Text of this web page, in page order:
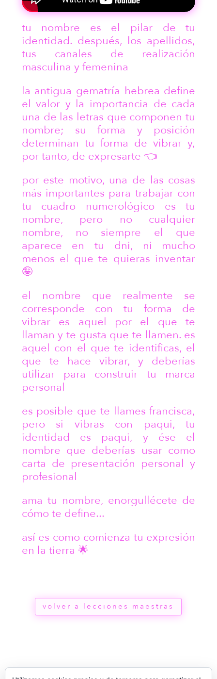
tu nombre es el pilar de tu
identidad. después, los apellidos,
tus canales de realización
masculina y femenina
la antigua gematría hebrea define
el valor y la importancia de cada
una de las letras que componen tu
nombre; su forma y posición
determinan tu forma de vibrar y,
por tanto, de expresarte 👈
por este motivo, una de las cosas
más importantes para trabajar con
tu cuadro numerológico es tu
nombre, pero no cualquier
nombre, no siempre el que
aparece en tu dni, ni mucho
menos el que te quieras inventar
🤪
el nombre que realmente se
corresponde con tu forma de
vibrar es aquel por el que te
llaman y te gusta que te llamen. es
aquel con el que te identificas, el
que te hace vibrar, y deberías
utilizar para construir tu marca
personal
es posible que te llames francisca,
pero si vibras con paqui, tu
identidad es paqui, y ése el
nombre que deberías usar como
carta de presentación personal y
profesional
ama tu nombre, enorgullécete de
cómo te define...
así es como comienza tu expresión
en la tierra 🌟
volver a lecciones maestras